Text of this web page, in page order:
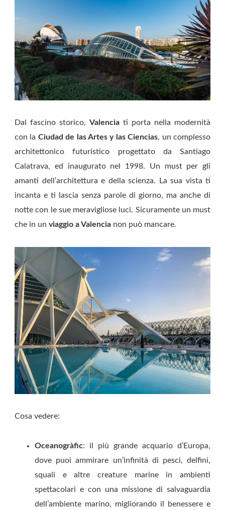
Dal fascino storico, Valencia ti porta nella modernità
con la Ciudad de las Artes y las Ciencias, un complesso
architettonico futuristico progettato da Santiago
Calatrava, ed inaugurato nel 1998. Un must per gli
amanti dell’architettura e della scienza. La sua vista ti
incanta e ti lascia senza parole di giorno, ma anche di
notte con le sue meravigliose luci. Sicuramente un must
che in un viaggio a Valencia non può mancare.
Cosa vedere:
Oceanogràfic: il più grande acquario d’Europa,
dove puoi ammirare un’infinità di pesci, delfini,
squali e altre creature marine in ambienti
spettacolari e con una missione di salvaguardia
dell’ambiente marino, migliorando il benessere e